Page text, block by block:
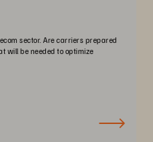
sector. Are carriers prepared
will be needed to optimize